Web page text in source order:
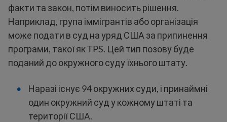
факти та закон, потім виносить рішення.
Наприклад, група іммігрантів або організація
може подати в суд на уряд США за припинення
програми, такої як TPS. Цей тип позову буде
поданий до окружного суду їхнього штату.
Наразі існує 94 окружних суди, і принаймні
один окружний суд у кожному штаті та
території США.